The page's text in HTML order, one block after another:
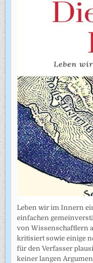
Leben wir im Innern
einfachen
von Wissenschaftlern
kritisiert sowie einige
für den Verfasser
keiner langen